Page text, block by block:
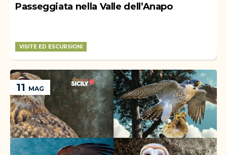
Passeggiata nella Valle dell’Anapo
VISITE ED ESCURSIONI
11 MAG